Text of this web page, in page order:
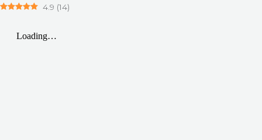
4.9 (14)